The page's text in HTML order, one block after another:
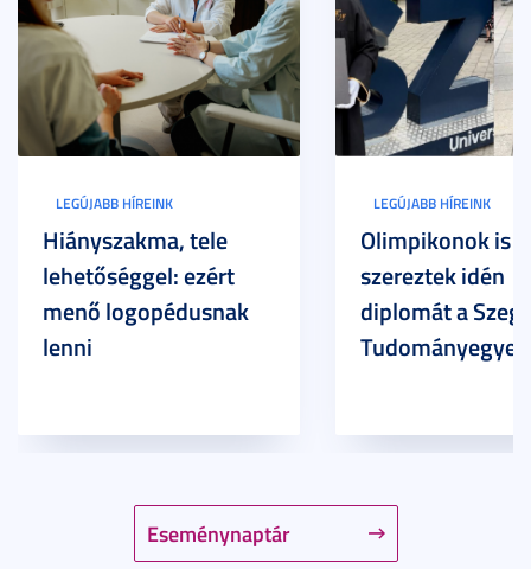
Eseménynaptár
LEGÚJABB HÍREINK
Hiányszakma, tele
lehetőséggel: ezért
menő logopédusnak
lenni
LEGÚJABB HÍREINK
Olimpikonok is
szereztek idén
diplomát a